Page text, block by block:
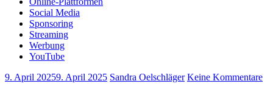
Social Media
Sponsoring
Streaming
Werbung
YouTube
9. April 20259. April 2025 Sandra Oelschläger Keine Kommentare